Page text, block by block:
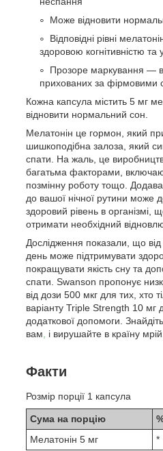
Може відновити
Відповідні рівні
здоровою когнітивністю
Прозоре маркування —
прихованих за фірмовими
Кожна капсула містить 5 мг
відновити нормальний сон.
Мелатонін це гормон, який
шишкоподібна залоза, який
спати. На жаль, це
багатьма факторами,
позмінну роботу тощо.
до вашої нічної рутини може
здоровий рівень в організмі,
отримати необхідний
Дослідження показали, що
день може підтримувати
покращувати якість сну та
спати. Swanson пропонує
від дози 500 мкг для тих, хто
варіанту Triple Strength 10 мг
додаткової допомоги.
вам, і вирушайте в країну
Факти
Розмір порції 1 капсула
Сума на порцію
Мелатонін 5 мг
*